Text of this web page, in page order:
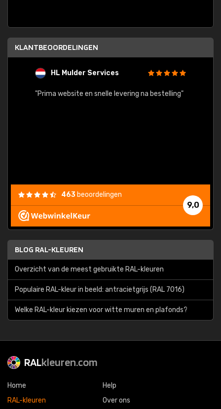
KLANTBEOORDELINGEN
HL Mulder Services
"Prima website en snelle levering na bestelling"
9,0
463 beoordelingen
BLOG RAL-KLEUREN
Overzicht van de meest gebruikte RAL-kleuren
Populaire RAL-kleur in beeld: antracietgrijs (RAL 7016)
Welke RAL-kleur kiezen voor witte muren en plafonds?
RALkleuren.com
Home
RAL-kleuren
Help
Over ons